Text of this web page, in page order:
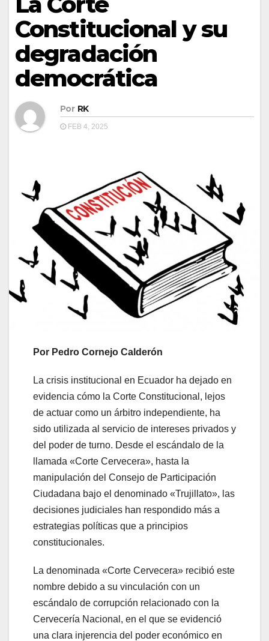
Constitucional y su
degradación
democrática
Por RK
FEB 4, 2025
Por Pedro Cornejo Calderón
La crisis institucional en Ecuador ha dejado en
evidencia cómo la Corte Constitucional, lejos
de actuar como un árbitro independiente, ha
sido utilizada al servicio de intereses privados y
del poder de turno. Desde el escándalo de la
llamada «Corte Cervecera», hasta la
manipulación del Consejo de Participación
Ciudadana bajo el denominado «Trujillato», las
decisiones judiciales han respondido más a
estrategias políticas que a principios
constitucionales.
La denominada «Corte Cervecera» recibió este
nombre debido a su vinculación con un
escándalo de corrupción relacionado con la
Cervecería Nacional, en el que se evidenció
una clara injerencia del poder económico en